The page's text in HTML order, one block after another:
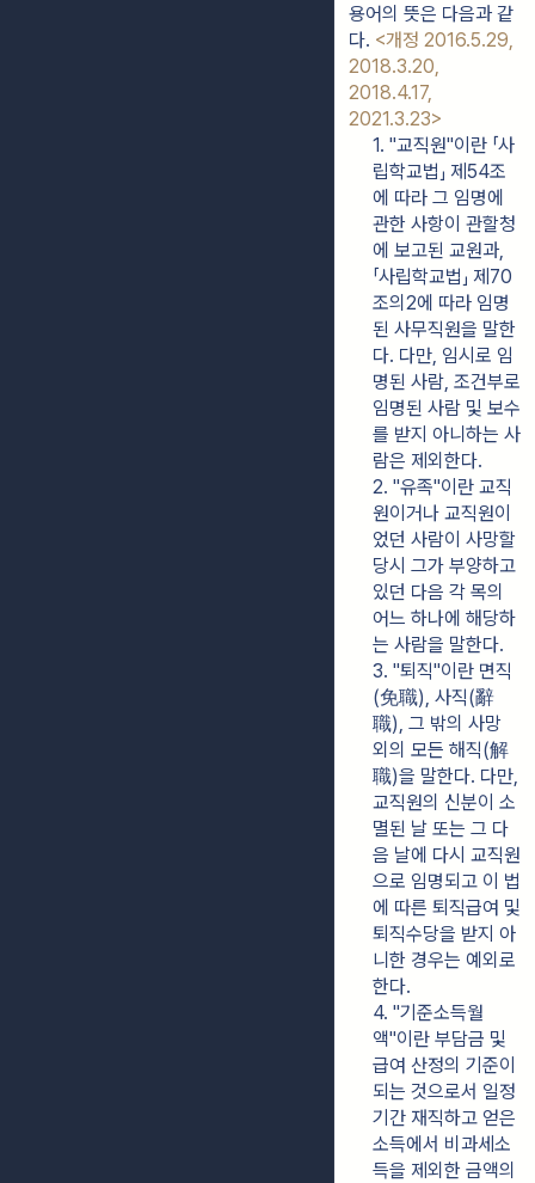
용어의 뜻은 다음과 같
다. <개정 2016.5.29,
2018.3.20,
2018.4.17,
2021.3.23>
1. "교직원"이란 「사
립학교법」 제54조
에 따라 그 임명에
관한 사항이 관할청
에 보고된 교원과,
「사립학교법」 제70
조의2에 따라 임명
된 사무직원을 말한
다. 다만, 임시로 임
명된 사람, 조건부로
임명된 사람 및 보수
를 받지 아니하는 사
람은 제외한다.
2. "유족"이란 교직
원이거나 교직원이
었던 사람이 사망할
당시 그가 부양하고
있던 다음 각 목의
어느 하나에 해당하
는 사람을 말한다.
3. "퇴직"이란 면직
(免職), 사직(辭
職), 그 밖의 사망
외의 모든 해직(解
職)을 말한다. 다만,
교직원의 신분이 소
멸된 날 또는 그 다
음 날에 다시 교직원
으로 임명되고 이 법
에 따른 퇴직급여 및
퇴직수당을 받지 아
니한 경우는 예외로
한다.
4. "기준소득월
액"이란 부담금 및
급여 산정의 기준이
되는 것으로서 일정
기간 재직하고 얻은
소득에서 비과세소
득을 제외한 금액의